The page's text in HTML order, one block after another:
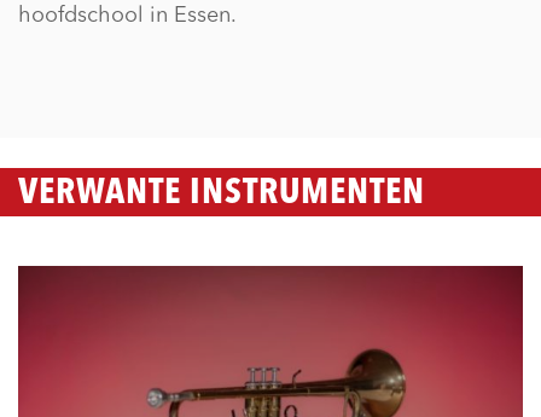
hoofdschool in Essen.
VERWANTE INSTRUMENTEN